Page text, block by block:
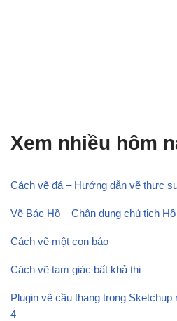
Xem nhiều hôm
Cách vẽ đá – Hướng dẫn vẽ thực
Vẽ Bác Hồ – Chân dung chủ tịch
Cách vẽ một con báo
Cách vẽ tam giác bất khả thi
Plugin vẽ cầu thang trong
4